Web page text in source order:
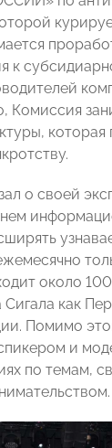
к
Комиссия
которая
о своей
около
как
Помимо
и
по темам,